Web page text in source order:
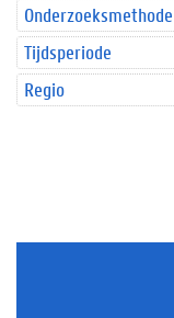
Onderzoeksmethode
Tijdsperiode
Regio